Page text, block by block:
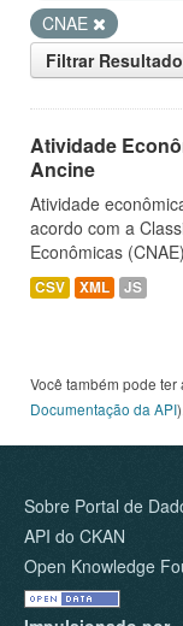
CNAE
Filtrar
Atividade
Ancine
Atividade
acordo com a
Econômicas
CSV XML JS
Você também pode
Documentação da API).
Sobre Portal de
API do CKAN
Open Knowledge